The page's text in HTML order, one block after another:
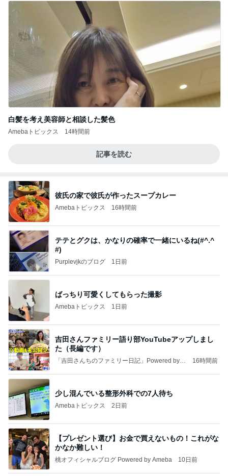
白髪を考え美容師と相談した髪色
Amebaトピックス 14時間前
記事を読む
彼氏の家で彼氏が作ったスープカレー
Amebaトピックス 16時間前
テテとグクは、かなりの確率で一緒にいるね(#^.^
#)
Purplevjkのブログ 1日前
ばっちり可愛くしてもらった撮影
Amebaトピックス 1日前
吉田さんファミリー語り部YouTubeアップしまし
た（長編です）
「吉田さんちのファミリー日記」Powered by A
16時間前
少し混んでいる整形外科での7人待ち
Amebaトピックス 2日前
【プレゼント選び】お金で買えないもの！これがな
かなか難しい！
桃オフィシャルブログ Powered by Ameba 10日前